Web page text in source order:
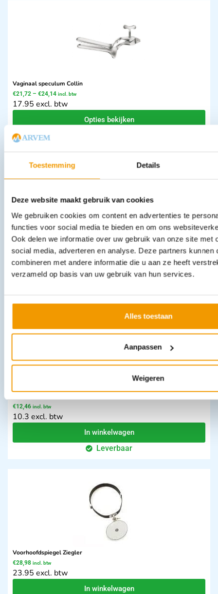
Toestemming Details
Deze website maakt gebruik van cookies
We gebruiken cookies om content en advertenties te
functies voor social media te bieden en om ons
Ook delen we informatie over uw gebruik van onze site met
social media, adverteren en analyse. Deze partners kunnen
combineren met andere informatie die u aan ze heeft
verzameld op basis van uw gebruik van hun services.
Alles toestaan
Aanpassen
Weigeren
Vaginaal speculum Collin
€21,72 – €24,14 incl. btw
17.95 excl. btw
Opties bekijken
M-spray voor behandeling instrumenten Spray 400ml
€5,95 incl. btw
4.92 excl. btw
In winkelwagen
€12,46 incl. btw
10.3 excl. btw
In winkelwagen
Leverbaar
Voorhoofdspiegel Ziegler
€28,98 incl. btw
23.95 excl. btw
In winkelwagen